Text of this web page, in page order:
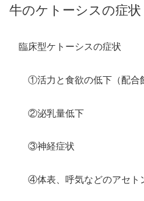
牛のケトーシスの症状
臨床型ケトーシスの症状
①活力と食欲の低下（配合飼
②泌乳量低下
③神経症状
④体表、呼気などのアセト